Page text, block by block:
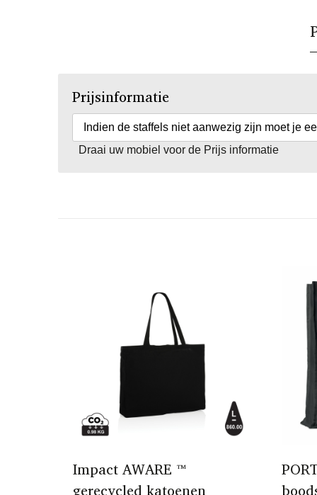
Prijsinformatie
Indien de staffels niet aanwezig zijn moet je
Draai uw mobiel voor de Prijs informatie
Impact AWARE ™